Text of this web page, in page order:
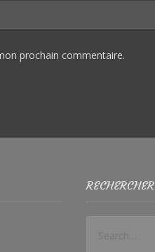
prochain commentaire.
RECHERCHER